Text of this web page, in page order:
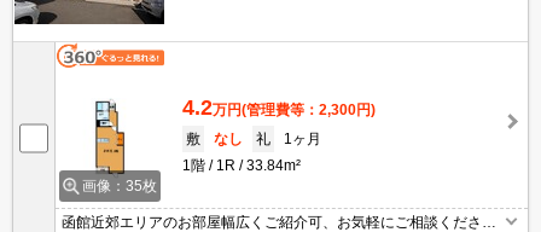
画像：35枚
4.2万円(管理費等：2,300円)
敷
なし 礼
1ヶ月
1階
1R 33.84m²
函館近郊エリアのお部屋幅広くご紹介可、お気軽にご相談くださ